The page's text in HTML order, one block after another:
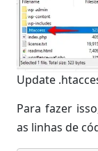
Update
Para fazer
as linhas de